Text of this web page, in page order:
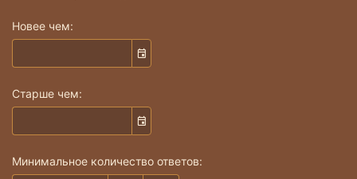
Новее чем
Старше чем
Минимальное количество ответов